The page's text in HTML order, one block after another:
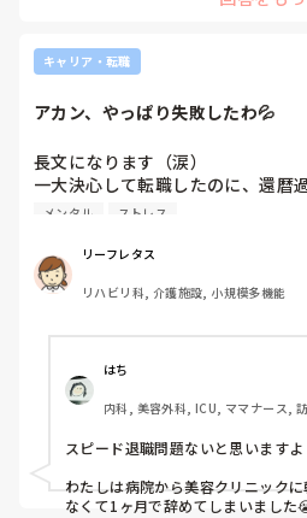
キャリア・転職
アカン、やっぱり失敗したわ💦
長文になります（涙）
一大決心して転職したのに、還暦
ゃなかった😱
ければならないし、食介も多い、
入食なんて、絶対にやり残しは禁物
重症化するリスクの高い患者さん
その上、ベッドが空くとすかさず
があります😱
どの看護師も、自分の受け持を看
夜勤なんて、とてもじゃないけど
メンタルやられそうな私に、異動
夫やで、いっしょに頑張ろ」って
彼女の気持ちに応えたいけど、や
紹介者いわく「3ヵ月後には、違
で、リーフレタスさんにもその景
メンタル ストレス
リーフレタス
リハビリ科, 介護施設, 小規模多機能
はち
内科, 美容外科, ICU, ママナース,
スピード退職問題ないと思いますよ
わたしは病院から美容クリニック
なくて1ヶ月で辞めてしまいました